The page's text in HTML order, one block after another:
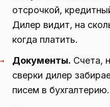
отсрочкой,
Дилер видит, на
когда платить.
→ Документы. Счета,
сверки дилер
писем в бухгалтерию.